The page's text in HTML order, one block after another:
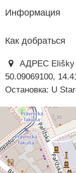
Информация
Как добраться
АДРЕС Elišky
50.09069100,
Остановка: U